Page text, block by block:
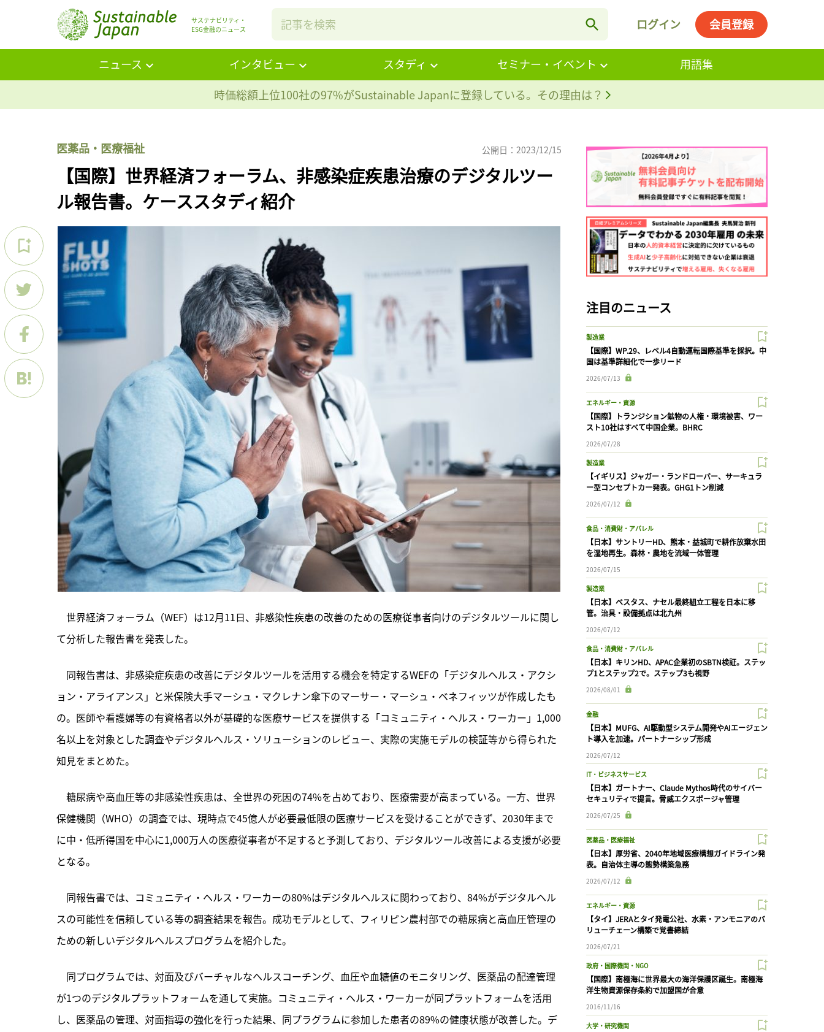
サステナビリティ・
ESG金融のニュース
ログイン 会員登録
ニュース インタビュー スタディ セミナー・イベント
用語集
時価総額上位100社の97%がSustainable Japanに登録している。その理由は？
医薬品・医療福祉 公開日：2023/12/15
【国際】世界経済フォーラム、非感染症疾患治療のデジタルツー
ル報告書。ケーススタディ紹介
世界経済フォーラム（WEF）は12月11日、非感染性疾患の改善のための医療従事者向けのデジタルツールに関し
て分析した報告書を発表した。
同報告書は、 非感染症疾患の改善にデジタルツールを活用する機会を特定するWEFの「デジタルヘルス・アクシ
ョン・アライアンス」と米保険大手マーシュ・マクレナン傘下のマーサー・マーシュ・ベネフィッツが作成したも
の。医師や看護婦等の有資格者以外が基礎的な医療サービスを提供する「コミュニティ・ヘルス・ワーカー」1,000
名以上を対象とした調査やデジタルヘルス・ソリューションのレビュー、実際の実施モデルの検証等から得られた
知見をまとめた。
糖尿病や高血圧等の非感染性疾患は、全世界の死因の74%を占めており、医療需要が高まっている。一方、世界
保健機関（WHO）の調査では、現時点で45億人が必要最低限の医療サービスを受けることができず、2030年まで
に中・低所得国を中心に1,000万人の医療従事者が不足すると予測しており、デジタルツール改善による支援が必要
となる。
同報告書では、コミュニティ・ヘルス・ワーカーの80%はデジタルヘルスに関わっており、84%がデジタルヘル
スの可能性を信頼している等の調査結果を報告。成功モデルとして、フィリピン農村部での糖尿病と高血圧管理の
ための新しいデジタルヘルスプログラムを紹介した。
同プログラムでは、対面及びバーチャルなヘルスコーチング、血圧や血糖値のモニタリング、医薬品の配達管理
が1つのデジタルプラットフォームを通して実施。コミュニティ・ヘルス・ワーカーが同プラットフォームを活用
し、医薬品の管理、対面指導の強化を行った結果、同プラグラムに参加した患者の89%の健康状態が改善した。デ
注目のニュース
製造業
【国際】WP.29、レベル4自動運転国際基準を採択。中
国は基準詳細化で一歩リード
2026/07/13
エネルギー・資源
【国際】トランジション鉱物の人権・環境被害、ワー
スト10社はすべて中国企業。BHRC
2026/07/28
製造業
【イギリス】ジャガー・ランドローバー、サーキュラ
ー型コンセプトカー発表。GHG1トン削減
2026/07/12
食品・消費財・アパレル
【日本】サントリーHD、熊本・益城町で耕作放棄水田
を湿地再生。森林・農地を流域一体管理
2026/07/15
製造業
【日本】ベスタス、ナセル最終組立工程を日本に移
管。治具・設備拠点は北九州
2026/07/12
食品・消費財・アパレル
【日本】キリンHD、APAC企業初のSBTN検証。ステッ
プ1とステップ2で。ステップ3も視野
2026/08/01
金融
【日本】MUFG、AI駆動型システム開発やAIエージェン
ト導入を加速。パートナーシップ形成
2026/07/12
IT・ビジネスサービス
【日本】ガートナー、Claude Mythos時代のサイバー
セキュリティで提言。脅威エクスポージャ管理
2026/07/25
医薬品・医療福祉
【日本】厚労省、2040年地域医療構想ガイドライン発
表。自治体主導の態勢構築急務
2026/07/12
エネルギー・資源
【タイ】JERAとタイ発電公社、水素・アンモニアのバ
リューチェーン構築で覚書締結
2026/07/21
政府・国際機関・NGO
【国際】南極海に世界最大の海洋保護区誕生。南極海
洋生物資源保存条約で加盟国が合意
2016/11/16
大学・研究機関